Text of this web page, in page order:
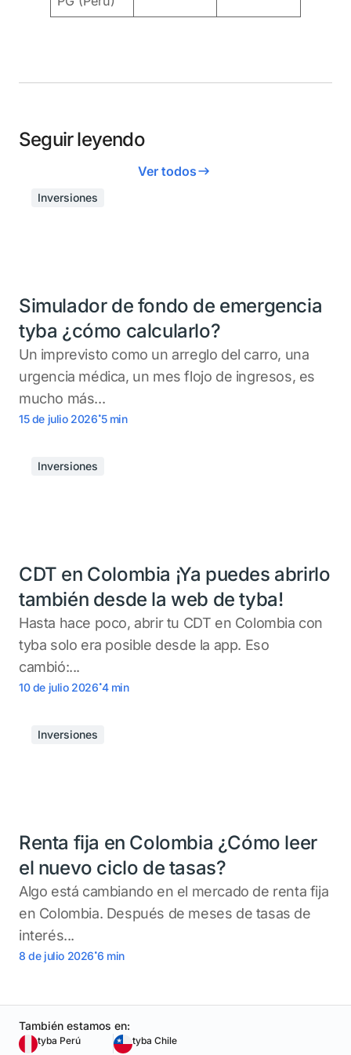
Seguir leyendo
Ver todos
Inversiones
Simulador de fondo de emergencia
tyba ¿cómo calcularlo?
Un imprevisto como un arreglo del carro, una
urgencia médica, un mes flojo de ingresos, es
mucho más...
15 de julio 2026.5 min
Inversiones
CDT en Colombia ¡Ya puedes abrirlo
también desde la web de tyba!
Hasta hace poco, abrir tu CDT en Colombia con
tyba solo era posible desde la app. Eso
cambió:...
10 de julio 2026.4 min
Inversiones
Renta fija en Colombia ¿Cómo leer
el nuevo ciclo de tasas?
Algo está cambiando en el mercado de renta fija
en Colombia. Después de meses de tasas de
interés...
8 de julio 2026.6 min
También estamos en:
tyba Perú tyba Chile